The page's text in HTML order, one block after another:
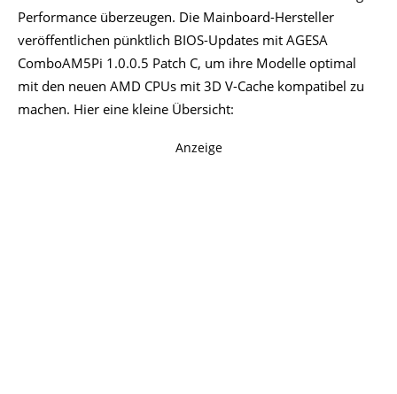
Performance überzeugen. Die Mainboard-Hersteller
veröffentlichen pünktlich BIOS-Updates mit AGESA
ComboAM5Pi 1.0.0.5 Patch C, um ihre Modelle optimal
mit den neuen AMD CPUs mit 3D V-Cache kompatibel zu
machen. Hier eine kleine Übersicht:
Anzeige